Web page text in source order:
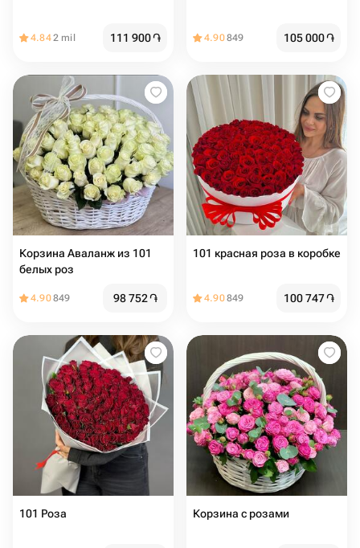
4.842 mil 111 900֏ 4.90849 105 000֏
Корзина Аваланж из 101
белых роз
4.90849 98 752֏
101 красная роза в коробке
4.90849 100 747֏
101 Роза Корзина с розами